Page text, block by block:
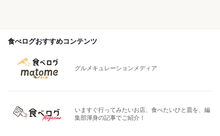
食べログおすすめコンテンツ
グルメキュレーションメディア
いますぐ行ってみたいお店、食べたいひと皿を、編
集部渾身の記事でご紹介！